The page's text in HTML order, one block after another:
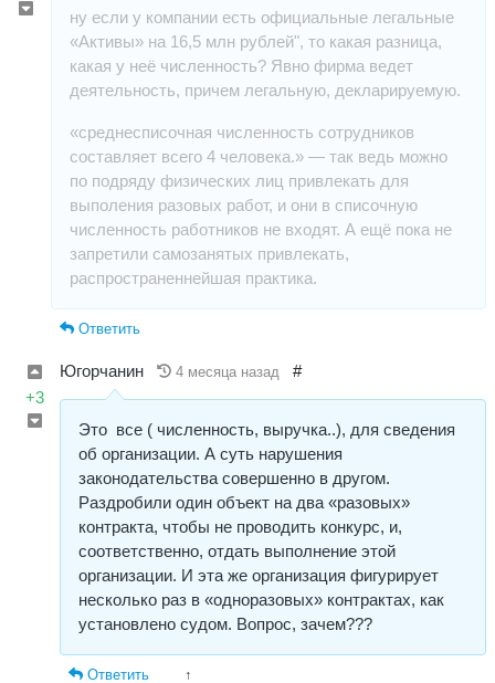
ну если у компании есть официальные легальные
«Активы» на 16,5 млн рублей", то какая разница,
какая у неё численность? Явно фирма ведет
деятельность, причем легальную, декларируемую.
«среднесписочная численность сотрудников
составляет всего 4 человека.» — так ведь можно
по подряду физических лиц привлекать для
выполения разовых работ, и они в списочную
численность работников не входят. А ещё пока не
запретили самозанятых привлекать,
распространеннейшая практика.
Ответить
+3
Югорчанин 4 месяца назад #
Это все ( численность, выручка..), для сведения
об организации. А суть нарушения
законодательства совершенно в другом.
Раздробили один объект на два «разовых»
контракта, чтобы не проводить конкурс, и,
соответственно, отдать выполнение этой
организации. И эта же организация фигурирует
несколько раз в «одноразовых» контрактах, как
установлено судом. Вопрос, зачем???
Ответить ↑